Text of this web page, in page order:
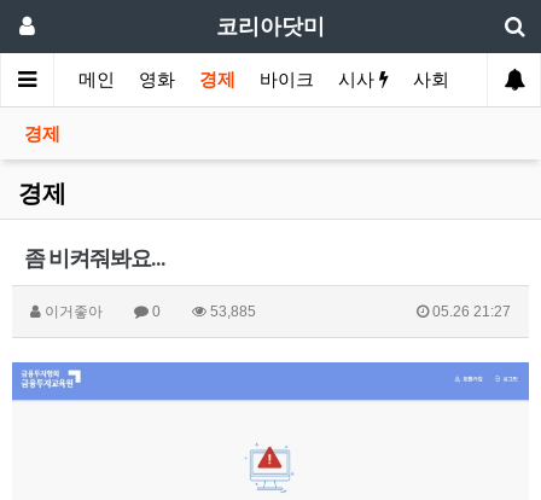
코리아닷미
메인 영화 경제 바이크 시사 사회 스포츠
경제
경제
좀 비켜줘봐요...
이거좋아 0 53,885 05.26 21:27